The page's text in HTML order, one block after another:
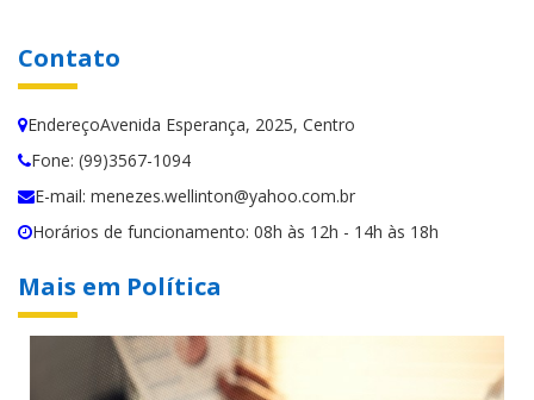
Contato
EndereçoAvenida Esperança, 2025, Centro
Fone: (99)3567-1094
E-mail: menezes.wellinton@yahoo.com.br
Horários de funcionamento: 08h às 12h - 14h às 18h
Mais em Política